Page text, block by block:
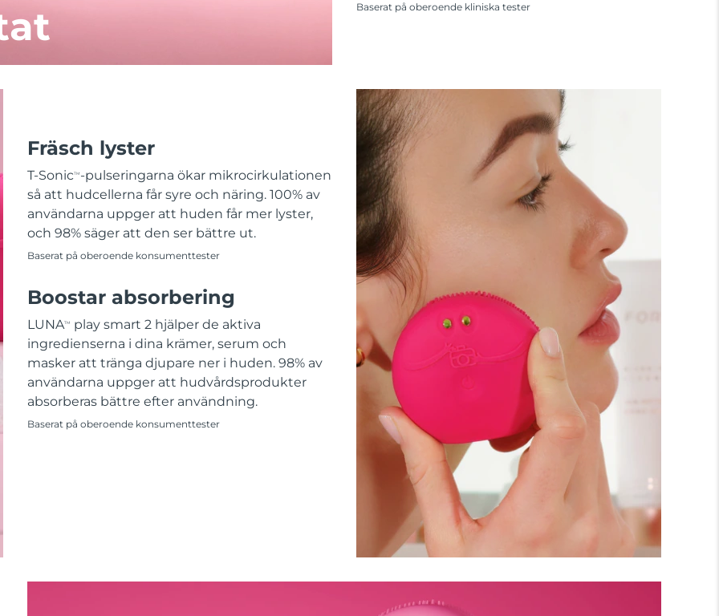
Baserat på oberoende kliniska tester
Fräsch lyster
T-SonicTM -pulseringarna ökar mikrocirkulationen
så att hudcellerna får syre och näring. 100% av
användarna uppger att huden får mer lyster,
och 98% säger att den ser bättre ut.
Baserat på oberoende konsumenttester
Boostar absorbering
LUNATM
play smart 2 hjälper de aktiva
ingredienserna i dina krämer, serum och
masker att tränga djupare ner i huden. 98% av
användarna uppger att hudvårdsprodukter
absorberas bättre efter användning.
Baserat på oberoende konsumenttester